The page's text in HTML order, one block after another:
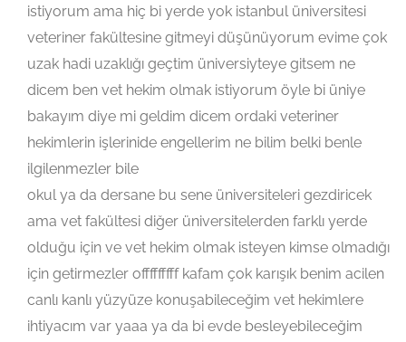
istiyorum ama hiç bi yerde yok istanbul üniversitesi
veteriner fakültesine gitmeyi düşünüyorum evime çok
uzak hadi uzaklığı geçtim üniversiyteye gitsem ne
dicem ben vet hekim olmak istiyorum öyle bi üniye
bakayım diye mi geldim dicem ordaki veteriner
hekimlerin işlerinide engellerim ne bilim belki benle
ilgilenmezler bile
okul ya da dersane bu sene üniversiteleri gezdiricek
ama vet fakültesi diğer üniversitelerden farklı yerde
olduğu için ve vet hekim olmak isteyen kimse olmadığı
için getirmezler offfffffff kafam çok karışık benim acilen
canlı kanlı yüzyüze konuşabileceğim vet hekimlere
ihtiyacım var yaaa ya da bi evde besleyebileceğim